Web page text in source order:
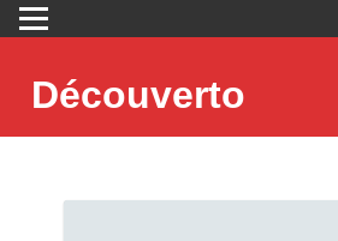
Découverto